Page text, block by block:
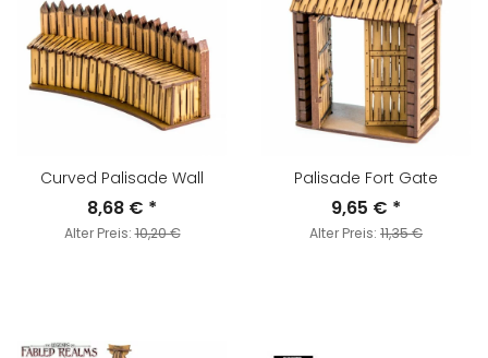
Curved Palisade Wall
8,68 € *
Alter Preis:10,20 €
Palisade Fort Gate
9,65 € *
Alter Preis: 11,35 €